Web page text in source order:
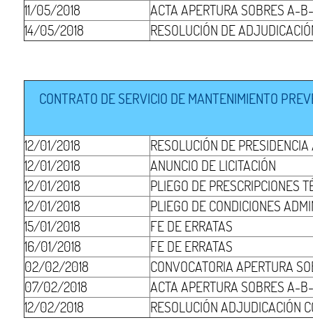
11/05/2018
ACTA APERTURA SOBRES A-
14/05/2018
RESOLUCIÓN DE
CONTRATO DE SERVICIO DE MANTENIMIENTO
12/01/2018
RESOLUCIÓN DE
12/01/2018
ANUNCIO DE LICITACIÓN
12/01/2018
PLIEGO DE PRESCRIPCIONES
12/01/2018
PLIEGO DE CONDICIONES
15/01/2018
FE DE ERRATAS
16/01/2018
FE DE ERRATAS
02/02/2018
CONVOCATORIA APERTURA
07/02/2018
ACTA APERTURA SOBRES A-
12/02/2018
RESOLUCIÓN ADJUDICACIÓN